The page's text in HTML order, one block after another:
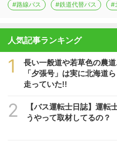
#路線バス #鉄道代替バス #
人気記事ランキング
1
長い一般道や若草色の農
「夕張号」は実に北海道
走っていた!!
2
【バス運転士日誌】運転
うやって取材してるの？